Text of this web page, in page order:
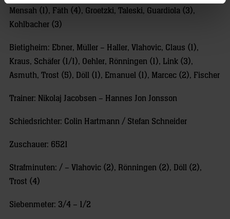
Mensah (1), Fäth (4), Groetzki, Taleski, Guardiola (3),
Kohlbacher (3)
Bietigheim: Ebner, Müller – Haller, Vlahovic, Claus (1),
Kraus, Schäfer (1/1), Oehler, Rönningen (1), Link (3),
Asmuth, Trost (5), Döll (1), Emanuel (1), Marcec (2), Fischer
Trainer: Nikolaj Jacobsen – Hannes Jon Jonsson
Schiedsrichter: Colin Hartmann / Stefan Schneider
Zuschauer: 6521
Strafminuten: / – Vlahovic (2), Rönningen (2), Döll (2),
Trost (4)
Siebenmeter: 3/4 – 1/2